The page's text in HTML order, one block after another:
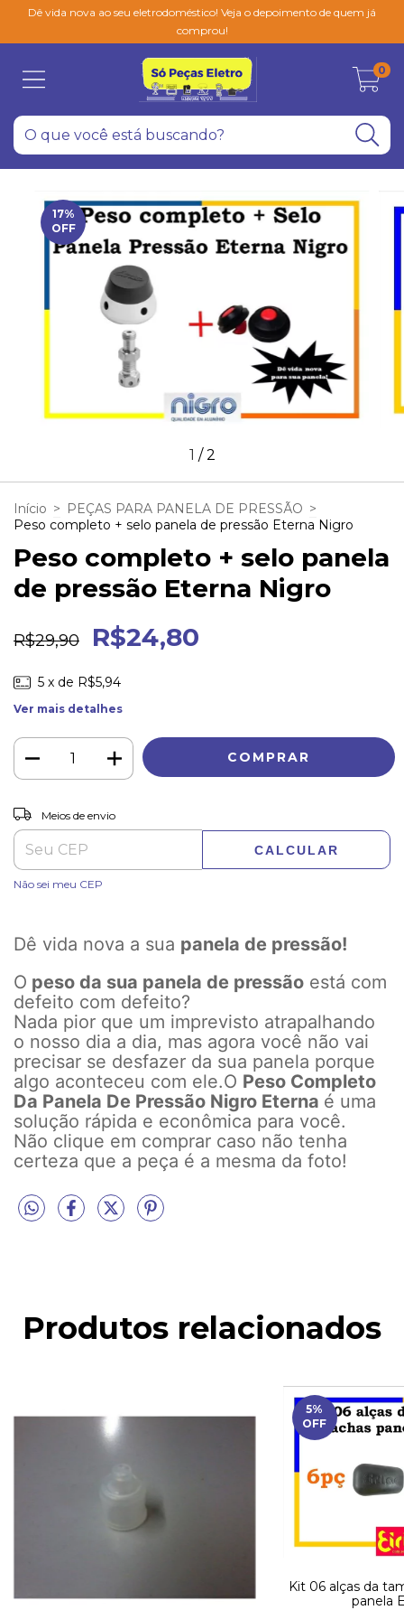
Dê vida nova ao seu eletrodoméstico! Veja o depoimento de quem já
comprou!
0
17%
OFF
1 /2
Início > PEÇAS PARA PANELA DE PRESSÃO >
Peso completo + selo panela de pressão Eterna Nigro
Peso completo + selo panela
de pressão Eterna Nigro
R$29,90 R$24,80
5 x de R$5,94
Ver mais detalhes
Entregas para o CEP:
Meios de envio
CALCULAR
Não sei meu CEP
Dê vida nova a sua panela de pressão!
O peso da sua panela de pressão está com
defeito com defeito?
Nada pior que um imprevisto atrapalhando
o nosso dia a dia, mas agora você não vai
precisar se desfazer da sua panela porque
algo aconteceu com ele.O Peso Completo
Da Panela De Pressão Nigro Eterna é uma
solução rápida e econômica para você.
Não clique em comprar caso não tenha
certeza que a peça é a mesma da foto!
Produtos relacionados
5%
OFF
Kit 06 alças da
panela